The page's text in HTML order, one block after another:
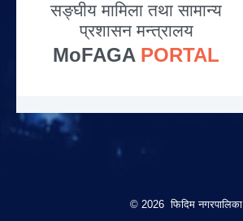
© 2026 फिदिम नगरपालिका